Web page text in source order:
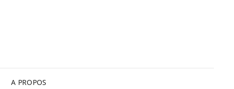
A PROPOS